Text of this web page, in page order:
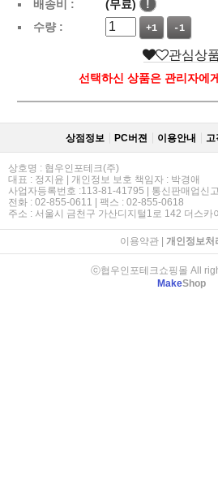
배송비 :
(무료)
!
수량 :
+1 -1
관심상
선택하신 상품은 관리자에
상점정보 PC버젼 이용안내 고
상호명 : 협우인포테크(주)
대표 : 정지윤 | 개인정보 보호 책임자 : 박경애
사업자등록번호 :113-81-41795 | 통신판매업신
전화 : 02-855-0611 | 팩스 : 02-855-0618
주소 : 서울시 금천구 가산디지털1로 142 더스카
이용약관| 개인정보처
ⓒ협우인포테크쇼핑몰 All
MakeShop